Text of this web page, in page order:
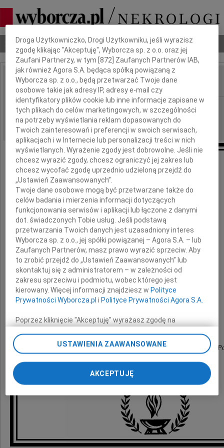
Nekrologi Odeszli Poradnik pogrzebowy
IMIĘ I NAZWISKO:
REGION: Radom
DATA EMISJI: 28.01.2012
Naszemu Koledze
Januszowi Alotowi
wyrazy głębokiego współczucia
z powodu śmierci
Ojca
Zarząd, koledzy i koleżanki
z Oddziału Radomskiego Stowarzyszenia Elektryków
Dbamy o Twoją prywatność
Droga Użytkowniczko, Drogi Użytkowniku, jeśli wyrazisz
zgodę klikając "Akceptuję", Wyborcza sp. z o.o. oraz jej
Zaufani Partnerzy, w tym [872] Zaufanych Partnerów IAB,
jak również Agora S.A. będąca spółką powiązaną z
Wyborcza sp. z o.o., będą przetwarzać Twoje dane
osobowe takie jak adresy IP, adresy e-mail czy
identyfikatory plików cookie lub inne informacje zapisane w
tych plikach do celów marketingowych, w szczególności
na potrzeby wyświetlania reklam dopasowanych do
Twoich zainteresowań i preferencji w swoich serwisach,
aplikacjach i w Internecie lub personalizacji treści w nich
wyświetlanych. Wyrażenie zgody jest dobrowolne. Jeśli nie
chcesz wyrazić zgody, chcesz ograniczyć jej zakres lub
chcesz wycofać zgodę uprzednio udzieloną przejdź do
„Ustawień Zaawansowanych”.
Twoje dane osobowe mogą być przetwarzane także do
celów badania i mierzenia informacji dotyczących
funkcjonowania serwisów i aplikacji lub łączone z danymi
dot. świadczonych Tobie usług. Jeśli podstawą
przetwarzania Twoich danych jest uzasadniony interes
Wyborcza sp. z o.o., jej spółki powiązanej – Agora S.A. – lub
Zaufanych Partnerów, masz prawo wyrazić sprzeciw. Aby
to zrobić przejdź do „Ustawień Zaawansowanych” lub
skontaktuj się z administratorem – w zależności od
zakresu sprzeciwu i podmiotu, wobec którego jest
kierowany. Więcej informacji znajdziesz wPolityce
Prywatności Wyborcza.pl iPolityce Prywatności Agora S.A.
Poprzez kliknięcie "Akceptuję" wyrażasz zgodę na
Wyborczej sp. z o. o. jej Zaufanych Partnerów i Agora S.A.
na Twoim urządzeniu końcowym. Możesz też w każdej
chwili zmienić swoje preferencje dot. plików cookie,
ponownie wywołując narzędzie do zarządzania Twoimi
preferencjami dot. przetwarzania danych poprzez
przechodząc do sekcji „Ustawienia zaawansowane”.
Zmiana ustawień plików cookie możliwa jest także za
My, nasi Zaufani Partnerzy i Agora S.A. możemy
USTAWIENIA ZAAWANSOWANE
AKCEPTUJĘ